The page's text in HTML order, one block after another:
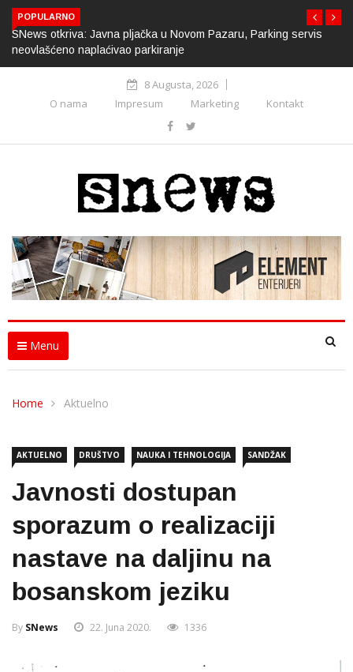
POPULARNO
SNews otkriva: Javna pljačka u Novom Pazaru, Parking servis
neovlašćeno naplaćivao parkiranje
8 Augusta, 2026
O nama
Impresum Marketing Kontakt
Menu
Home Aktuelno
AKTUELNO DRUŠTVO NAUKA I TEHNOLOGIJA SANDŽAK
Javnosti dostupan
sporazum o realizaciji
nastave na daljinu na
bosanskom jeziku
By SNews 22. Juna 2020. 1336